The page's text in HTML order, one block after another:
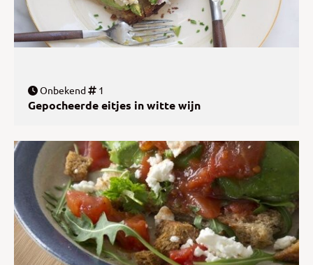
Onbekend 1
Gepocheerde eitjes in witte wijn